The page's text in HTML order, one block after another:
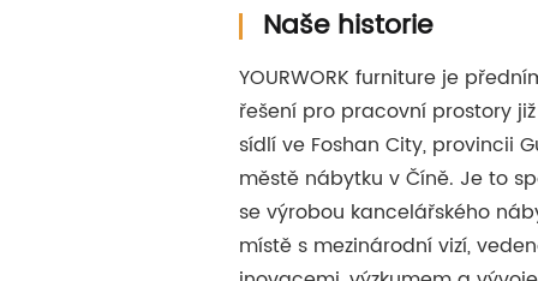
Naše historie
YOURWORK furniture je
řešení pro pracovní prostory
sídlí ve Foshan City, provincii
městě nábytku v Číně. Je to
se výrobou kancelářského
místě s mezinárodní vizí,